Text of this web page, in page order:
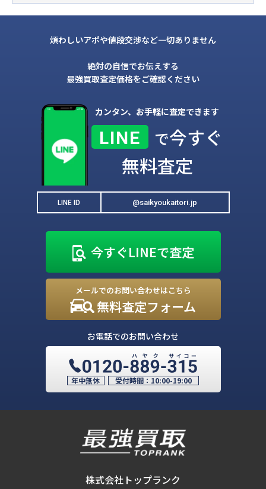
煩わしいアポや値段交渉など一切ありません
絶対の自信でお伝えする
最強買取査定価格をご確認ください
カンタン、お手軽に査定できます
LINE で今すぐ
無料査定
LINE ID @saikyoukaitori.jp
今すぐLINEで査定
メールでのお問い合わせはこちら
無料査定フォーム
お電話でのお問い合わせ
年中無休 受付時間： 10:00-19:00
株式会社トップランク